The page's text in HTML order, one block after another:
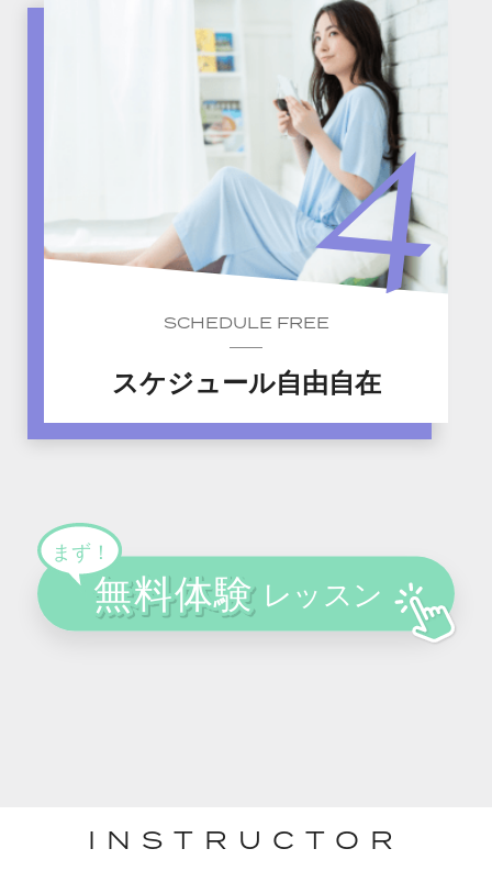
SCHEDULE FREE
スケジュール自由自在
INSTRUCTOR